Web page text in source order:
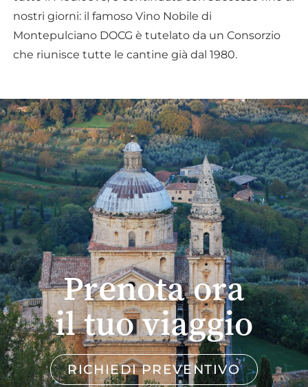
nostri giorni: il famoso Vino Nobile di
Montepulciano DOCG è tutelato da un Consorzio
che riunisce tutte le cantine già dal 1980.
Prenota ora
il tuo viaggio
RICHIEDI PREVENTIVO